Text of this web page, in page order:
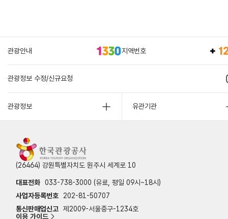
관광안내 지역번호
관광정보 수정/신규요청
관광정보 유관기관
(26464) 강원특별자치도 원주시 세계로 10
대표전화 033-738-3000 (유료, 평일 09시~18시)
사업자등록번호
202-81-50707
통신판매업신고 제2009-서울중구-1234호
이용 가이드